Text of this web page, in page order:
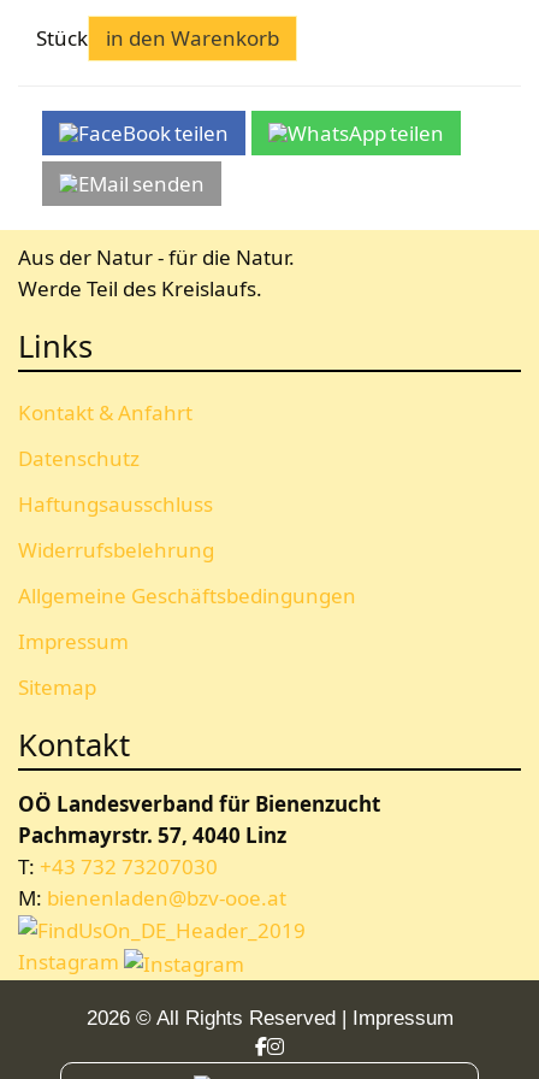
Rähmchen & Zubehör
Propolisernte
Stockwaagen
Bienenluft
Imkerei
Bienengesundheit
Bienenweide
Königinnenzucht
Mundhygiene
Geschenke/Diverses
Stück in den Warenkorb
teilen
teilen
senden
Aus der Natur - für die Natur.
Werde Teil des Kreislaufs.
Links
Kontakt & Anfahrt
Datenschutz
Haftungsausschluss
Widerrufsbelehrung
Allgemeine Geschäftsbedingungen
Impressum
Sitemap
Kontakt
OÖ Landesverband für Bienenzucht
Pachmayrstr. 57, 4040 Linz
T: +43 732 73207030
M: bienenladen@bzv-ooe.at
Instagram
2026 © All Rights Reserved Impressum